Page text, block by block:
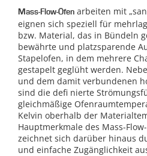
Mass-Flow-Öfen arbeiten mit
eignen sich speziell für
bzw. Material, das in Bündeln
bewährte und platzsparende
Stapelofen, in dem mehrere
gestapelt geglüht werden.
und dem damit verbundenen
sind die defi nierte
gleichmäßige
Kelvin oberhalb der
Hauptmerkmale des Mass-
zeichnet sich darüber hinaus
und einfache Zugänglichkeit